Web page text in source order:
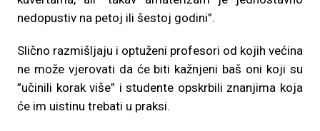
nedopustiv na petoj ili šestoj godini”.
Slično razmišljaju i optuženi profesori od kojih većina
ne može vjerovati da će biti kažnjeni baš oni koji su
”učinili korak više” i studente opskrbili znanjima koja
će im uistinu trebati u praksi.